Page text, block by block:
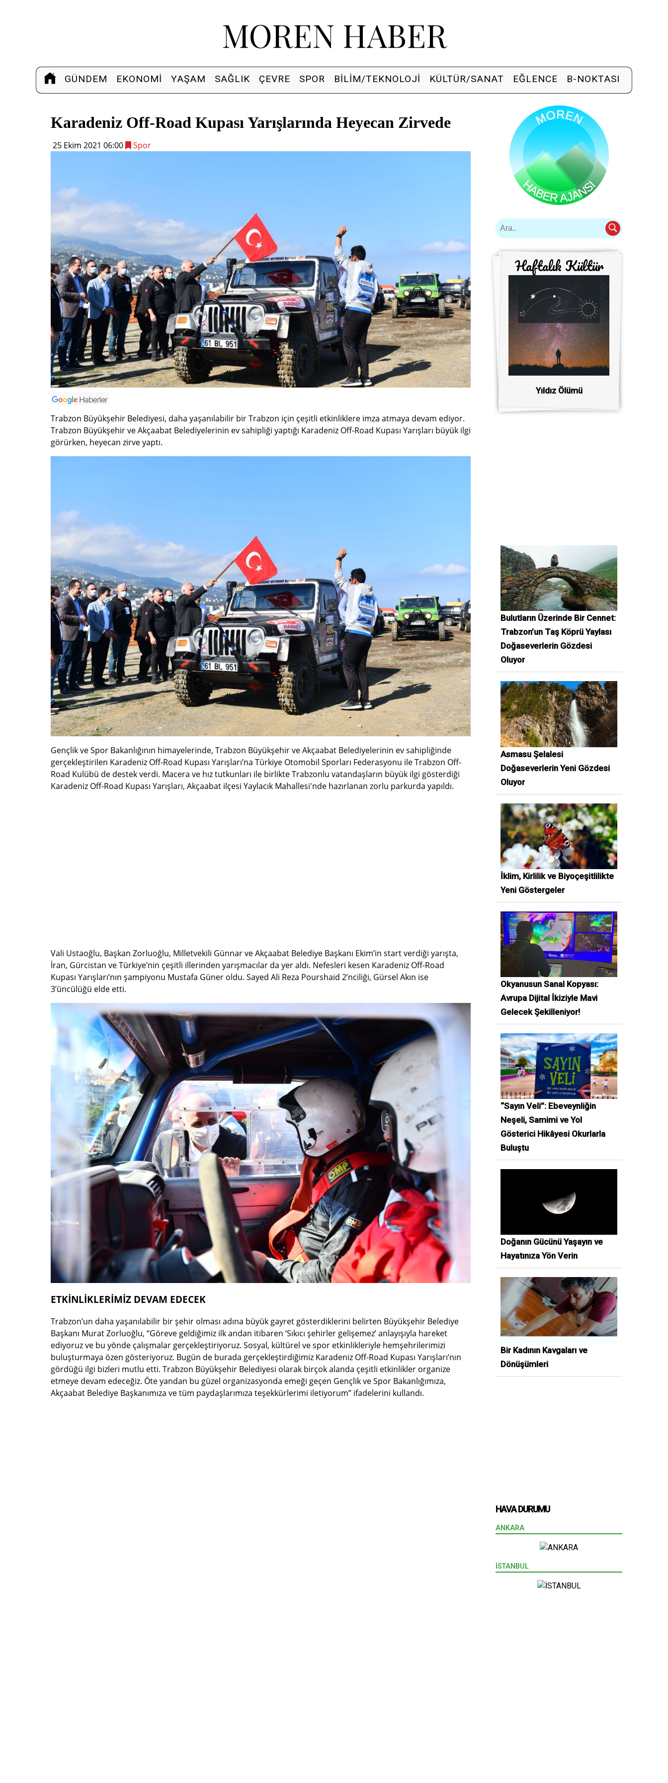
MOREN HABER
GÜNDEM EKONOMI YAŞAM SAĞLIK ÇEVRE SPOR BILIM/TEKNOLOJI KÜLTÜR/SANAT EĞLENCE B-NOKTASI
Karadeniz Off-Road Kupası Yarışlarında Heyecan Zirvede
25 Ekim 2021 06:00 Spor
Trabzon Büyükşehir Belediyesi, daha yaşanılabilir bir Trabzon için çeşitli etkinliklere imza atmaya devam ediyor.
Trabzon Büyükşehir ve Akçaabat Belediyelerinin ev sahipliği yaptığı Karadeniz Off-Road Kupası Yarışları büyük ilgi
görürken, heyecan zirve yaptı.
Gençlik ve Spor Bakanlığının himayelerinde, Trabzon Büyükşehir ve Akçaabat Belediyelerinin ev sahipliğinde
gerçekleştirilen Karadeniz Off-Road Kupası Yarışları’na Türkiye Otomobil Sporları Federasyonu ile Trabzon Off-
Road Kulübü de destek verdi. Macera ve hız tutkunları ile birlikte Trabzonlu vatandaşların büyük ilgi gösterdiği
Karadeniz Off-Road Kupası Yarışları, Akçaabat ilçesi Yaylacık Mahallesi'nde hazırlanan zorlu parkurda yapıldı.
Vali Ustaoğlu, Başkan Zorluoğlu, Milletvekili Günnar ve Akçaabat Belediye Başkanı Ekim’in start verdiği yarışta,
İran, Gürcistan ve Türkiye’nin çeşitli illerinden yarışmacılar da yer aldı. Nefesleri kesen Karadeniz Off-Road
Kupası Yarışları’nın şampiyonu Mustafa Güner oldu. Sayed Ali Reza Pourshaid 2’nciliği, Gürsel Akın ise
3’üncülüğü elde etti.
ETKİNLİKLERİMİZ DEVAM EDECEK
Trabzon’un daha yaşanılabilir bir şehir olması adına büyük gayret gösterdiklerini belirten Büyükşehir Belediye
Başkanı Murat Zorluoğlu, “Göreve geldiğimiz ilk andan itibaren ‘Sıkıcı şehirler gelişemez’ anlayışıyla hareket
ediyoruz ve bu yönde çalışmalar gerçekleştiriyoruz. Sosyal, kültürel ve spor etkinlikleriyle hemşehrilerimizi
buluşturmaya özen gösteriyoruz. Bugün de burada gerçekleştirdiğimiz Karadeniz Off-Road Kupası Yarışları’nın
gördüğü ilgi bizleri mutlu etti. Trabzon Büyükşehir Belediyesi olarak birçok alanda çeşitli etkinlikler organize
etmeye devam edeceğiz. Öte yandan bu güzel organizasyonda emeği geçen Gençlik ve Spor Bakanlığımıza,
Akçaabat Belediye Başkanımıza ve tüm paydaşlarımıza teşekkürlerimi iletiyorum” ifadelerini kullandı.
Haftalık Kültür
Yıldız Ölümü
Bulutların Üzerinde Bir Cennet:
Trabzon’un Taş Köprü Yaylası
Doğaseverlerin Gözdesi
Oluyor
Asmasu Şelalesi
Doğaseverlerin Yeni Gözdesi
Oluyor
İklim, Kirlilik ve Biyoçeşitlilikte
Yeni Göstergeler
Okyanusun Sanal Kopyası:
Avrupa Dijital İkiziyle Mavi
Gelecek Şekilleniyor!
“Sayın Veli”: Ebeveynliğin
Neşeli, Samimi ve Yol
Gösterici Hikâyesi Okurlarla
Buluştu
Doğanın Gücünü Yaşayın ve
Hayatınıza Yön Verin
Bir Kadının Kavgaları ve
Dönüşümleri
HAVA DURUMU
ANKARA
İSTANBUL